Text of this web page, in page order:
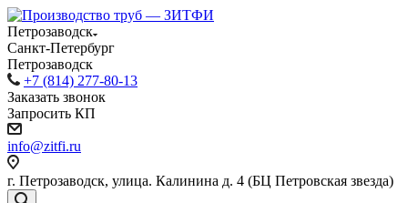
Петрозаводск
Санкт-Петербург
Петрозаводск
+7 (814) 277-80-13
Заказать звонок
Запросить КП
info@zitfi.ru
г. Петрозаводск, улица. Калинина д. 4 (БЦ Петровская звезда)